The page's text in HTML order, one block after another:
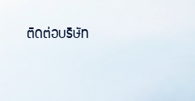
ติดต่อบริษัท